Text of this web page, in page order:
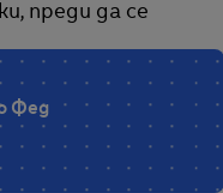
преди да се
Фед